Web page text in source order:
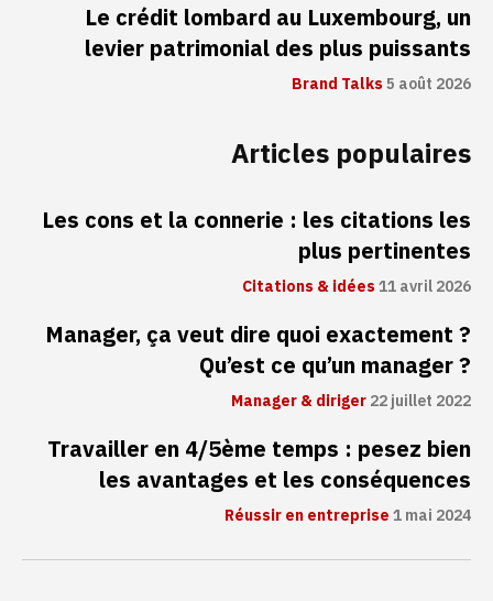
Le crédit lombard au Luxembourg, un
levier patrimonial des plus puissants
Brand Talks5 août 2026
Articles populaires
Les cons et la connerie : les citations les
plus pertinentes
Citations & idées11 avril 2026
Manager, ça veut dire quoi exactement ?
Qu’est ce qu’un manager ?
Manager & diriger22 juillet 2022
Travailler en 4/5ème temps : pesez bien
les avantages et les conséquences
Réussir en entreprise1 mai 2024